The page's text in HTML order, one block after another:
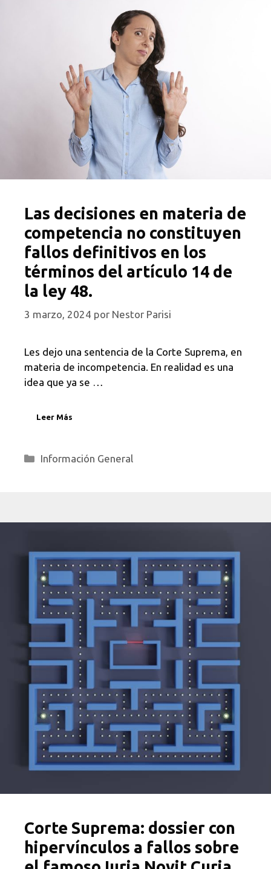
Las decisiones en materia de
competencia no constituyen
fallos definitivos en los
términos del artículo 14 de
la ley 48.
3 marzo, 2024 por Nestor Parisi
Les dejo una sentencia de la Corte Suprema, en
materia de incompetencia. En realidad es una
idea que ya se …
Leer Más
Categorías
Información General
Corte Suprema: dossier con
hipervínculos a fallos sobre